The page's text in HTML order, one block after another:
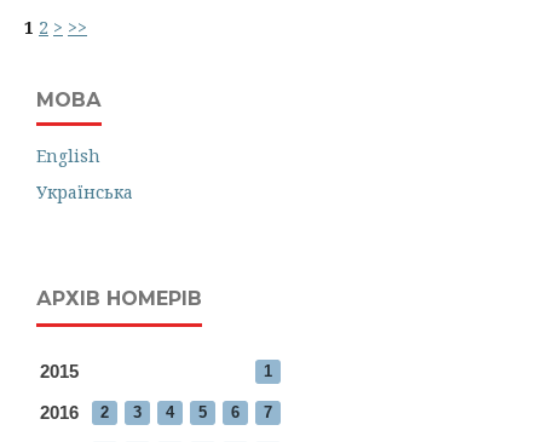
1 2 > >>
МОВА
English
Українська
АРХІВ НОМЕРІВ
2015 1
2016 2 3 4 5 6 7